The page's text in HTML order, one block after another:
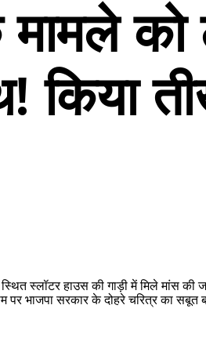
मामले
किया
स्लॉटर हाउस की गाड़ी में मिले मांस की
सरकार के दोहरे चरित्र का सबूत